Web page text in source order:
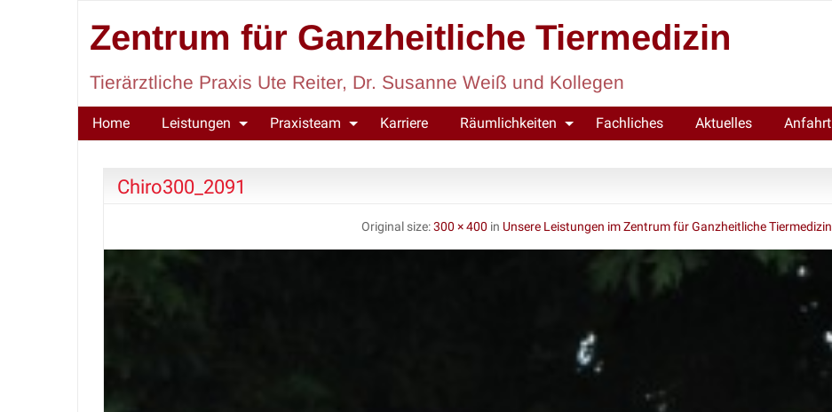
Zentrum für Ganzheitliche Tiermedizin
Tierärztliche Praxis Ute Reiter, Dr. Susanne Weiß und Kollegen
Home Leistungen Praxisteam Karriere Räumlichkeiten Fachliches Aktuelles Anfahrt
Chiro300_2091
Original size:300 × 400 in Unsere Leistungen im Zentrum für Ganzheitliche Tiermedizin